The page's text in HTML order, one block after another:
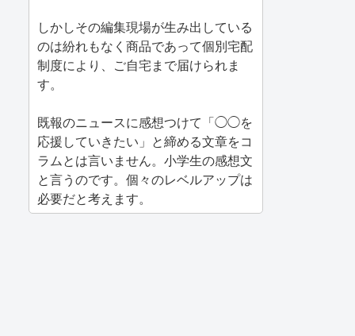
しかしその編集現場が生み出している
のは紛れもなく商品であって個別宅配
制度により、ご自宅まで届けられま
す。
既報のニュースに感想つけて「◯◯を
応援していきたい」と締める文章をコ
ラムとは言いません。小学生の感想文
と言うのです。個々のレベルアップは
必要だと考えます。